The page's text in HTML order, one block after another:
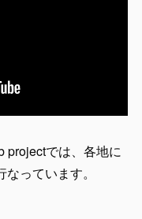
projectでは、各地に
っています。